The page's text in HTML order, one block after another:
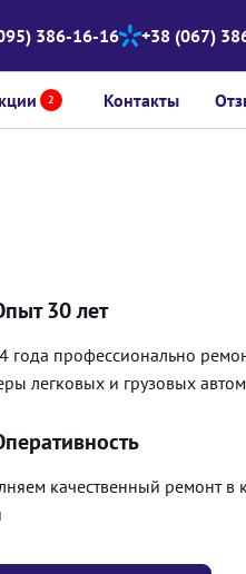
386-16-16 +38 (067)
2 Контакты
30 лет
года профессионально
легковых и грузовых
качественный ремонт в